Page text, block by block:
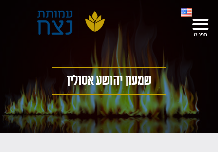
שמעון יהושע אסולין